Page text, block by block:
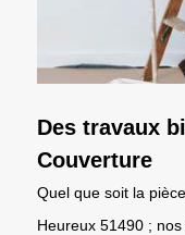
Des travaux
Couverture
Quel que soit la
Heureux 51490 ;